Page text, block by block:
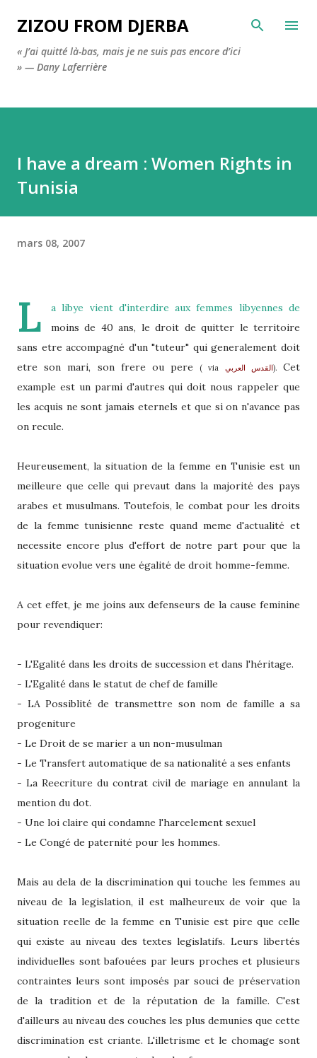
Accéder au contenu principal
ZIZOU FROM DJERBA
« J’ai quitté là-bas, mais je ne suis pas encore d’ici
» — Dany Laferrière
I have a dream : Women Rights in
Tunisia
mars 08, 2007
L
a libye vient d'interdire aux femmes libyennes de
moins de 40 ans, le droit de quitter le territoire
sans etre accompagné d'un "tuteur" qui generalement doit
etre son mari, son frere ou pere
( via القدس العربي).Cet
example est un parmi d'autres qui doit nous rappeler que
les acquis ne sont jamais eternels et que si on n'avance pas
on recule.
Heureusement, la situation de la femme en Tunisie est un
meilleure que celle qui prevaut dans la majorité des pays
arabes et musulmans. Toutefois, le combat pour les droits
de la femme tunisienne reste quand meme d'actualité et
necessite encore plus d'effort de notre part pour que la
situation evolue vers une égalité de droit homme-femme.
A cet effet, je me joins aux defenseurs de la cause feminine
pour revendiquer:
- L'Egalité dans les droits de succession et dans l'héritage.
- L'Egalité dans le statut de chef de famille
- LA Possiblité de transmettre son nom de famille a sa
progeniture
- Le Droit de se marier a un non-musulman
- Le Transfert automatique de sa nationalité a ses enfants
- La Reecriture du contrat civil de mariage en annulant la
mention du dot.
- Une loi claire qui condamne l'harcelement sexuel
- Le Congé de paternité pour les hommes.
Mais au dela de la discrimination qui touche les femmes au
niveau de la legislation, il est malheureux de voir que la
situation reelle de la femme en Tunisie est pire que celle
qui existe au niveau des textes legislatifs. Leurs libertés
individuelles sont bafouées par leurs proches et plusieurs
contraintes leurs sont imposés par souci de préservation
de la tradition et de la réputation de la famille. C'est
d'ailleurs au niveau des couches les plus demunies que cette
discrimination est criante. L'illetrisme et le chomage sont